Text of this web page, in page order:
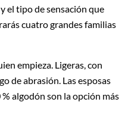
el tipo de sensación que
cuatro grandes familias
empieza. Ligeras, con
de abrasión. Las esposas
algodón son la opción más